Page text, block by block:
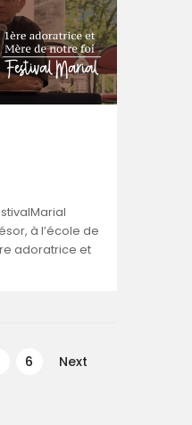
à l’école de
adoratrice et
PAGE
6 Next